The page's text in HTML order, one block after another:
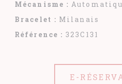
Mécanisme :
Bracelet : Milanais
Référence : 323C131
E-